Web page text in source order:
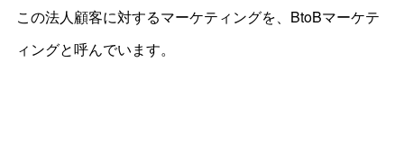
この法人顧客に対するマーケティングを、BtoBマーケテ
ィングと呼んでいます。